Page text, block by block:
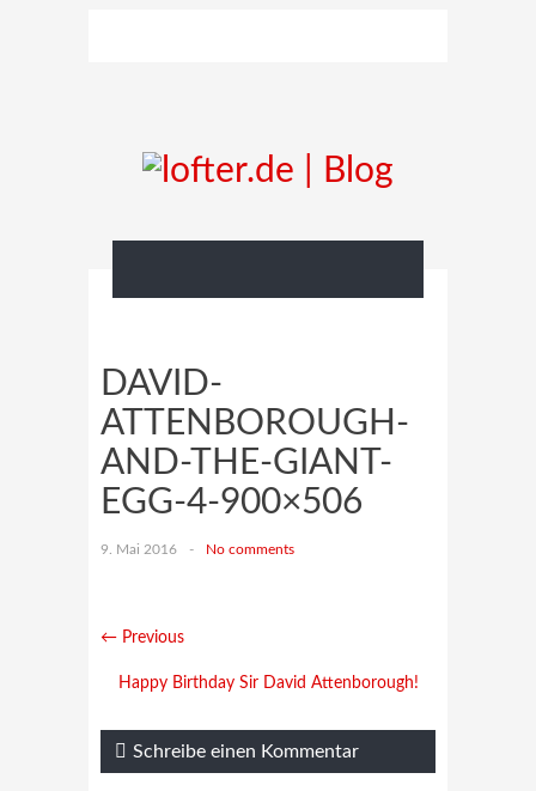
DAVID-
ATTENBOROUGH-
AND-THE-GIANT-
EGG-4-900×506
9. Mai 2016 - No comments
← Previous
Happy Birthday Sir David Attenborough!
Schreibe einen Kommentar